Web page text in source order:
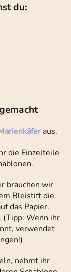
du:
aus.
die Einzelteile
brauchen wir
Bleistift die
das Papier.
(Tipp: Wenn ihr
verwendet
nehmt ihr